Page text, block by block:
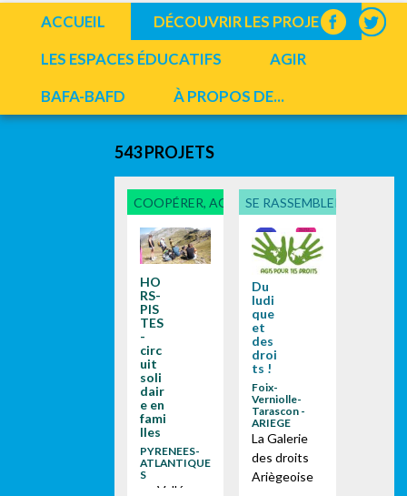
ACCUEIL
DÉCOUVRIR LES PROJETS
LES ESPACES ÉDUCATIFS
AGIR
BAFA-BAFD
À PROPOS DE...
543 PROJETS
COOPÉRER, AGIR AVEC...
HO
RS-
PIS
TES
-
circ
uit
soli
dair
e en
fami
lles
PYRENEES-
ATLANTIQUE
S
en Vallée
SE RASSEMBLER,
Du
ludi
que
et
des
droi
ts !
Foix-
Verniolle-
Tarascon -
ARIEGE
La Galerie
des droits
Ariègeoise